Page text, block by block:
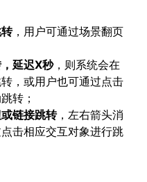
，用户可通过场景翻页
延迟X秒，则系统会在
，或用户也可通过点击
转；
链接跳转，左右箭头消
击相应交互对象进行跳